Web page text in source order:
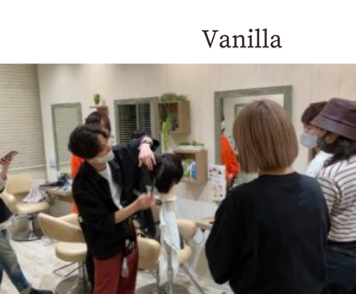
044-542-5886
BLOG
川添競馬に行ってきました